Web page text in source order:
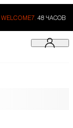
WELCOME7. 48 ЧАСОВ